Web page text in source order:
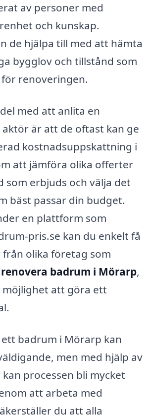
av personer med
och kunskap.
de hjälpa till med att hämta
bygglov och tillstånd som
renoveringen.
med att anlita en
är att de oftast kan ge
kostnadsuppskattning i
att jämföra olika offerter
som erbjuds och välja det
bäst passar din budget.
en plattform som
pris.se kan du enkelt få
olika företag som
renovera badrum i Mörarp,
att göra ett
badrum i Mörarp kan
men med hjälp av
processen bli mycket
att arbeta med
du att alla